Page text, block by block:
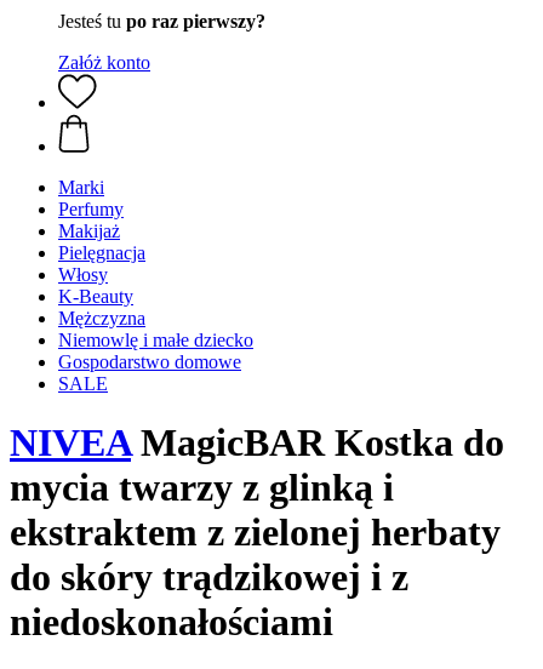
Jesteś tu po raz pierwszy?
Załóż konto
Marki
Perfumy
Makijaż
Pielęgnacja
Włosy
K-Beauty
Mężczyzna
Niemowlę i małe dziecko
Gospodarstwo domowe
SALE
NIVEAMagicBAR Kostka do
mycia twarzy z glinką i
ekstraktem z zielonej herbaty
do skóry trądzikowej i z
niedoskonałościami